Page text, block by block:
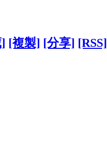
[複製] [分享] [RSS]